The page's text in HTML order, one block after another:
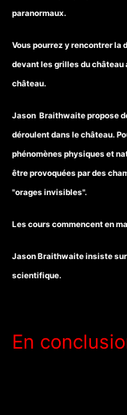
paranormaux.
Vous pourrez y rencontrer la
devant les grilles du château
château.
Jason Braithwaite propose
déroulent dans le château.
phénomènes physiques et
être provoquées par des
"orages invisibles".
Les cours commencent en
Jason Braithwaite insiste
scientifique.
En